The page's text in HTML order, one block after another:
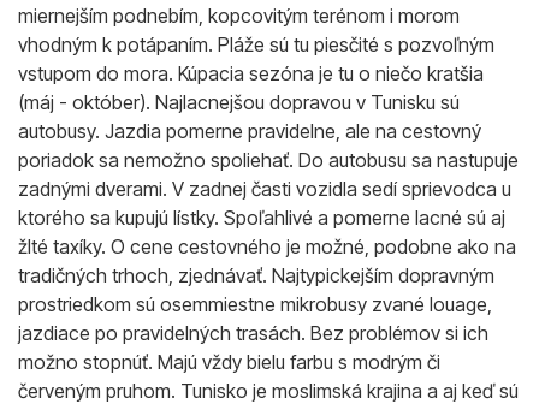
miernejším podnebím, kopcovitým terénom i morom
vhodným k potápaním. Pláže sú tu piesčité s pozvoľným
vstupom do mora. Kúpacia sezóna je tu o niečo kratšia
(máj - október). Najlacnejšou dopravou v Tunisku sú
autobusy. Jazdia pomerne pravidelne, ale na cestovný
poriadok sa nemožno spoliehať. Do autobusu sa nastupuje
zadnými dverami. V zadnej časti vozidla sedí sprievodca u
ktorého sa kupujú lístky. Spoľahlivé a pomerne lacné sú aj
žlté taxíky. O cene cestovného je možné, podobne ako na
tradičných trhoch, zjednávať. Najtypickejším dopravným
prostriedkom sú osemmiestne mikrobusy zvané louage,
jazdiace po pravidelných trasách. Bez problémov si ich
možno stopnúť. Majú vždy bielu farbu s modrým či
červeným pruhom. Tunisko je moslimská krajina a aj keď sú